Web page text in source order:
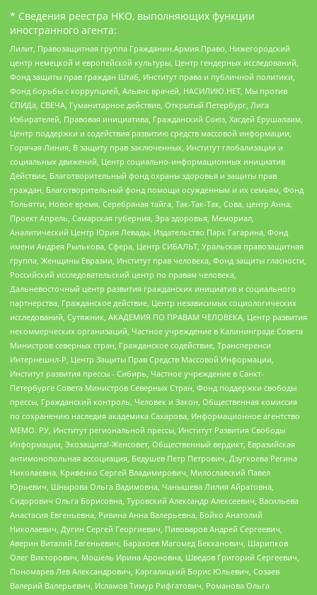
* Сведения реестра НКО, выполняющих функции
иностранного агента:
Лилит, Правозащитная группа Гражданин.Армия.Право, Нижегородский
центр немецкой и европейской культуры, Центр гендерных исследований,
Фонд защиты прав граждан Штаб, Институт права и публичной политики,
Фонд борьбы с коррупцией, Альянс врачей, НАСИЛИЮ.НЕТ, Мы против
СПИДа, СВЕЧА, Гуманитарное действие, Открытый Петербург, Лига
Избирателей, Правовая инициатива, Гражданский Союз, Хасдей Ерушалаим,
Центр поддержки и содействия развитию средств массовой информации,
Горячая Линия, В защиту прав заключенных, Институт глобализации и
социальных движений, Центр социально-информационных инициатив
Действие, Благотворительный фонд охраны здоровья и защиты прав
граждан, Благотворительный фонд помощи осужденным и их семьям, Фонд
Тольятти, Новое время, Серебряная тайга, Так-Так-Так, Сова, центр Анна,
Проект Апрель, Самарская губерния, Эра здоровья, Мемориал,
Аналитический Центр Юрия Левады, Издательство Парк Гагарина, Фонд
имени Андрея Рылькова, Сфера, Центр СИБАЛЬТ, Уральская правозащитная
группа, Женщины Евразии, Институт прав человека, Фонд защиты гласности,
Российский исследовательский центр по правам человека,
Дальневосточный центр развития гражданских инициатив и социального
партнерства, Гражданское действие, Центр независимых социологических
исследований, Сутяжник, АКАДЕМИЯ ПО ПРАВАМ ЧЕЛОВЕКА, Центр развития
некоммерческих организаций, Частное учреждение в Калининграде Совета
Министров северных стран, Гражданское содействие, Трансперенси
Интернешнл-Р, Центр Защиты Прав Средств Массовой Информации,
Институт развития прессы - Сибирь, Частное учреждение в Санкт-
Петербурге Совета Министров Северных Стран, Фонд поддержки свободы
прессы, Гражданский контроль, Человек и Закон, Общественная комиссия
по сохранению наследия академика Сахарова, Информационное агентство
МЕМО. РУ, Институт региональной прессы, Институт Развития Свободы
Информации, Экозащита!-Женсовет, Общественный вердикт, Евразийская
антимонопольная ассоциация, Бедушев Петр Петрович, Дзугкоева Регина
Николаевна, Кривенко Сергей Владимирович, Милославский Павел
Юрьевич, Шнырова Ольга Вадимовна, Чанышева Лилия Айратовна,
Сидорович Ольга Борисовна, Туровский Александр Алексеевич, Васильева
Анастасия Евгеньевна, Ривина Анна Валерьевна, Бойко Анатолий
Николаевич, Дугин Сергей Георгиевич, Пивоваров Андрей Сергеевич,
Аверин Виталий Евгеньевич, Барахоев Магомед Бекханович, Шарипков
Олег Викторович, Мошель Ирина Ароновна, Шведов Григорий Сергеевич,
Пономарев Лев Александрович, Каргалицкий Борис Юльевич, Созаев
Валерий Валерьевич, Исламов Тимур Рифгатович, Романова Ольга